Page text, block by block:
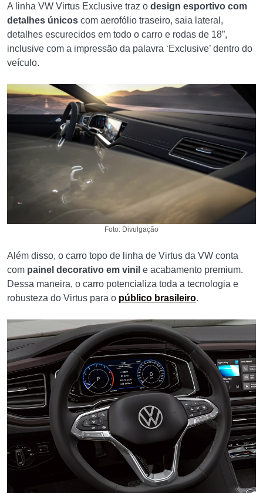
A linha VW Virtus Exclusive traz o design esportivo com
detalhes únicos com aerofólio traseiro, saia lateral,
detalhes escurecidos em todo o carro e rodas de 18”,
inclusive com a impressão da palavra ‘Exclusive’ dentro do
veículo.
Foto: Divulgação
Além disso, o carro topo de linha de Virtus da VW conta
com painel decorativo em vinil e acabamento premium.
Dessa maneira, o carro potencializa toda a tecnologia e
robusteza do Virtus para o público brasileiro.